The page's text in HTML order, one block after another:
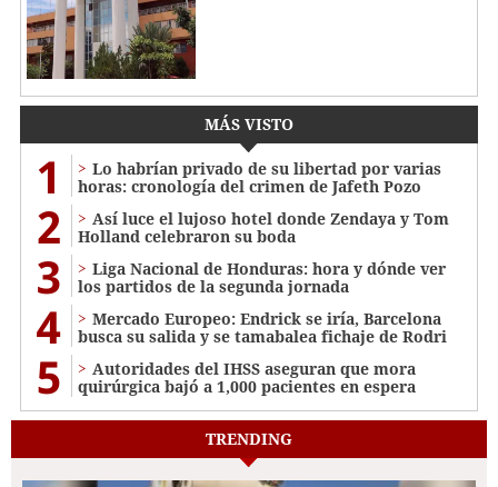
MÁS VISTO
1
Lo habrían privado de su libertad por varias
horas: cronología del crimen de Jafeth Pozo
2
Así luce el lujoso hotel donde Zendaya y Tom
Holland celebraron su boda
3
Liga Nacional de Honduras: hora y dónde ver
los partidos de la segunda jornada
4
Mercado Europeo: Endrick se iría, Barcelona
busca su salida y se tamabalea fichaje de Rodri
5
Autoridades del IHSS aseguran que mora
quirúrgica bajó a 1,000 pacientes en espera
TRENDING